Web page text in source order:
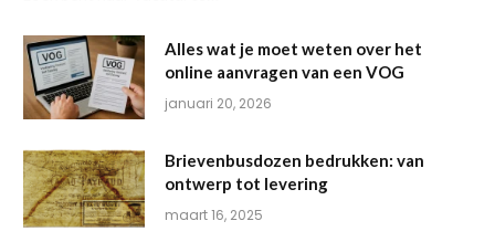
Alles wat je moet weten over het
online aanvragen van een VOG
januari 20, 2026
Brievenbusdozen bedrukken: van
ontwerp tot levering
maart 16, 2025